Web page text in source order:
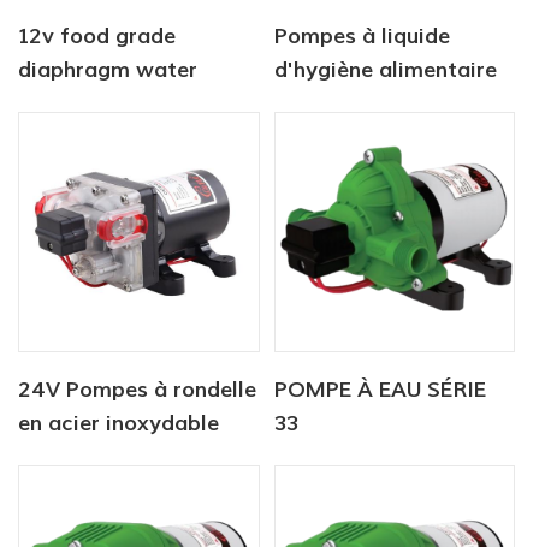
12v food grade
diaphragm water
Pompes à liquide
d'hygiène alimentaire
24V Pompes à rondelle
en acier inoxydable
POMPE À EAU SÉRIE
33